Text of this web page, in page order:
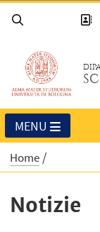
MENU
Home
Notizie